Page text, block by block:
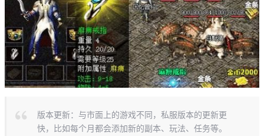
版本更新：与市面上的游戏不同，私服版本的更新更
快，比如每个月都会添加新的副本、玩法、任务等。